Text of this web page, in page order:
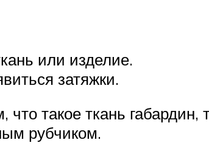
или изделие.
затяжки.
такое ткань габардин,
рубчиком.